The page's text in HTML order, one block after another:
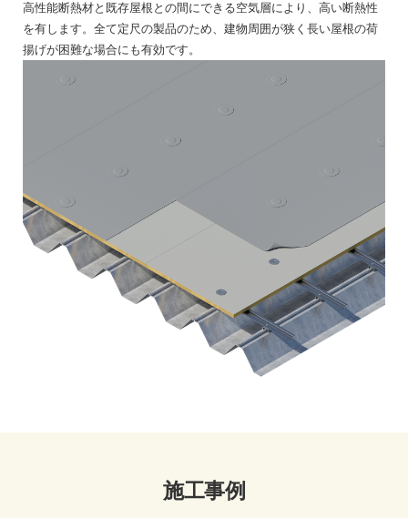
高性能断熱材と既存屋根との間にできる空気層により、高い断熱性
を有します。全て定尺の製品のため、建物周囲が狭く長い屋根の荷
揚げが困難な場合にも有効です。
施工事例